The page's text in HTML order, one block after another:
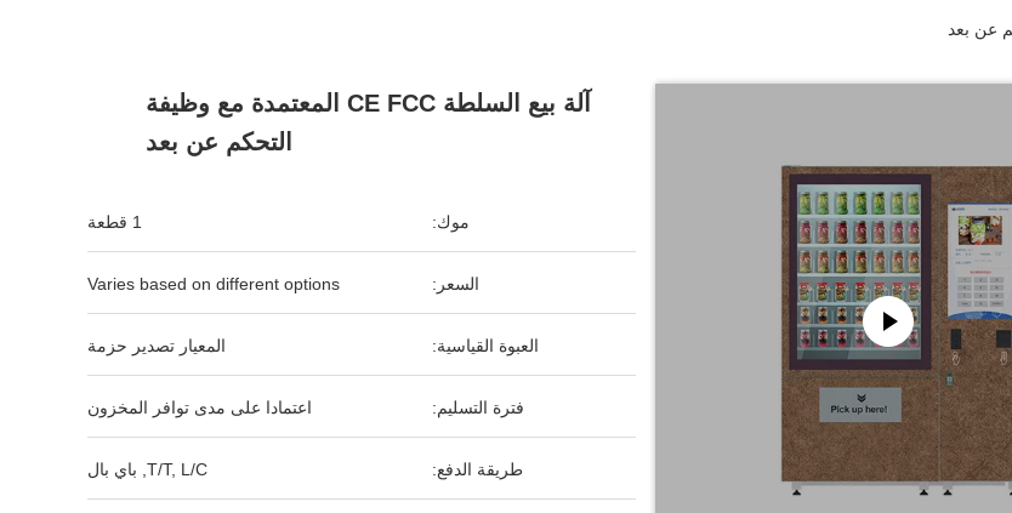
آلة بيع السلطة CE FCC المعتمدة مع وظيفة
التحكم عن بعد
موك: 1 قطعة
السعر: Varies based on different options
العبوة القياسية: المعيار تصدير حزمة
فترة التسليم: اعتمادا على مدى توافر المخزون
طريقة الدفع: T/T, L/C, باي بال